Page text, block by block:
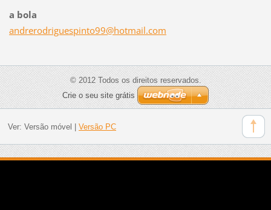
a bola
andrerodriguespinto99@hotmail.com
© 2012 Todos os direitos reservados.
Crie o seu site grátis
Ver: Versão móvel Versão PC